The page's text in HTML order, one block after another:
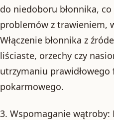
do niedoboru błonnika,
problemów z trawieniem,
Włączenie błonnika z
liściaste, orzechy czy
utrzymaniu
pokarmowego.
3. Wspomaganie wątroby: